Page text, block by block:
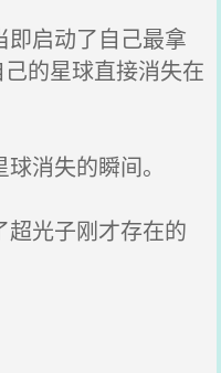
启动了自己最拿
的星球直接消失在
消失的瞬间。
光子刚才存在的